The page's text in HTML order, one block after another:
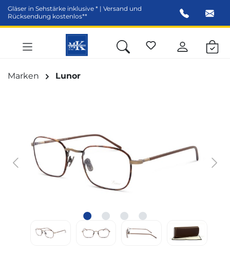
springen
Gläser in Sehstärke inklusive * | Versand und
Rücksendung kostenlos**
Marken Lunor